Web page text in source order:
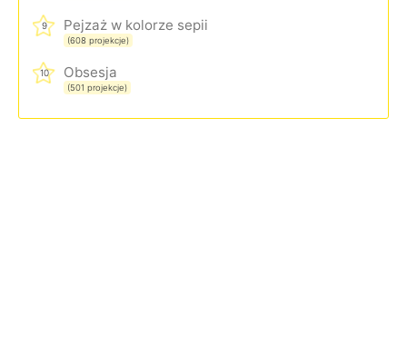
9 Pejzaż w kolorze sepii
(608 projekcje)
10 Obsesja
(501 projekcje)